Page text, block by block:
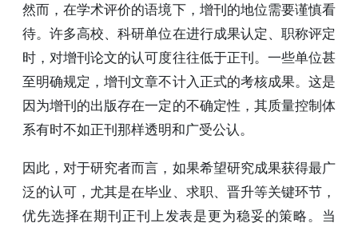
然而，在学术评价的语境下，增刊的地位需要谨慎看
待。许多高校、科研单位在进行成果认定、职称评定
时，对增刊论文的认可度往往低于正刊。一些单位甚
至明确规定，增刊文章不计入正式的考核成果。这是
因为增刊的出版存在一定的不确定性，其质量控制体
系有时不如正刊那样透明和广受公认。
因此，对于研究者而言，如果希望研究成果获得最广
泛的认可，尤其是在毕业、求职、晋升等关键环节，
优先选择在期刊正刊上发表是更为稳妥的策略。当